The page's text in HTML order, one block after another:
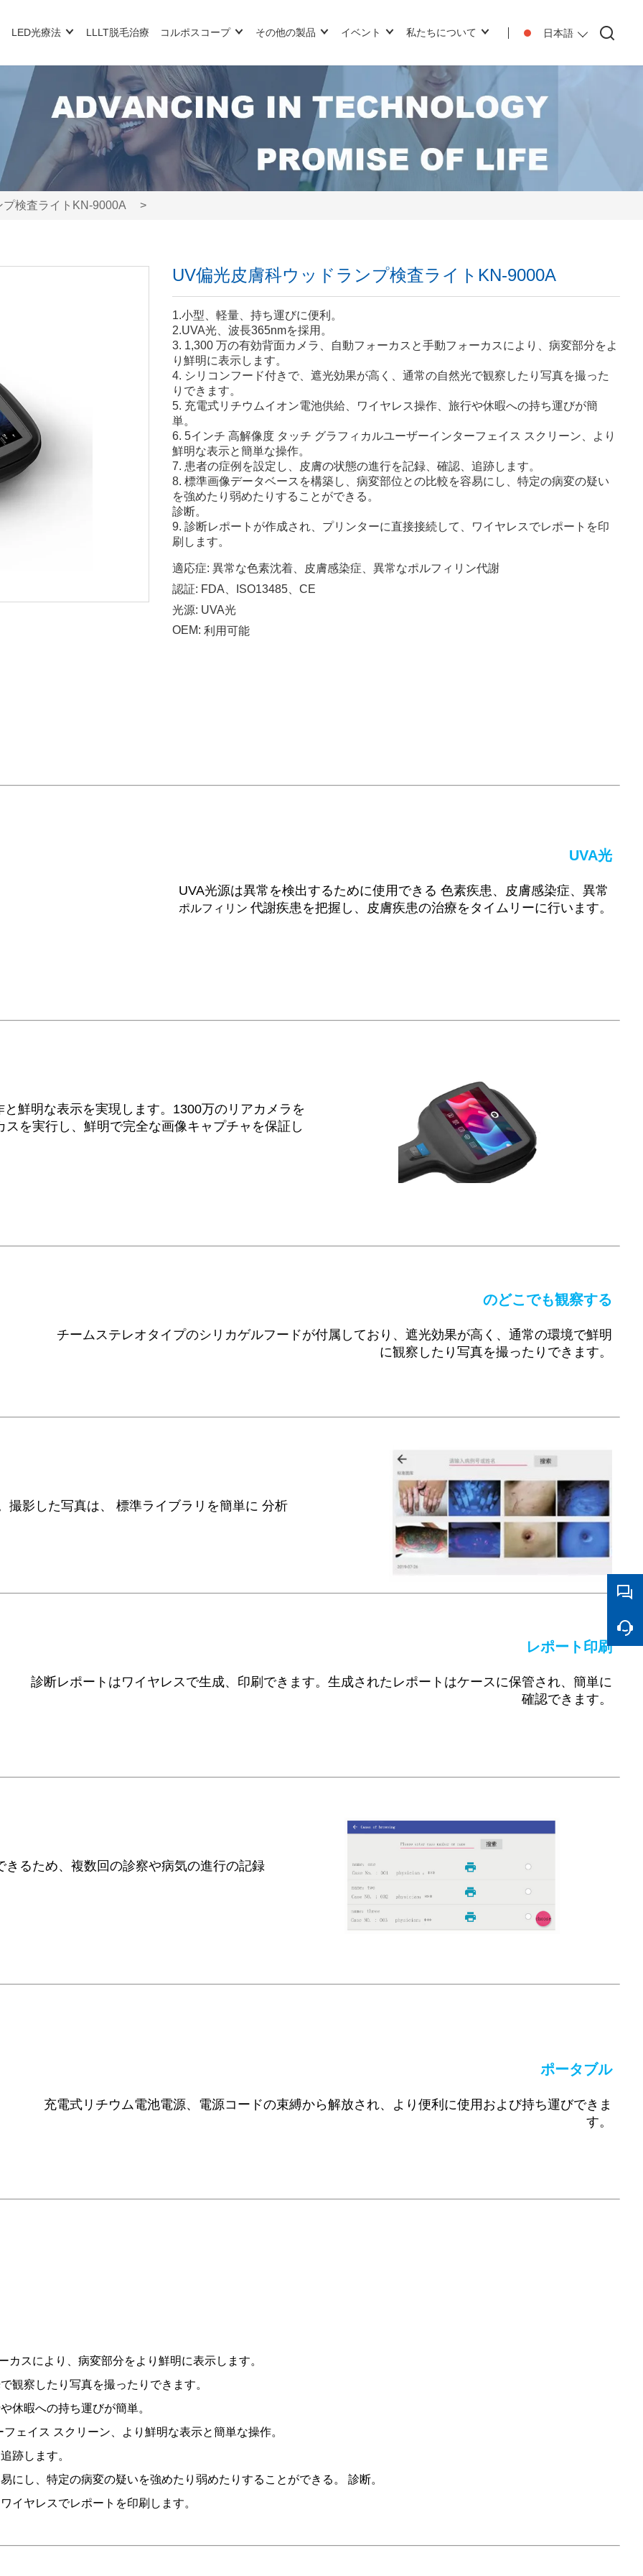
日本語
LED光療法 LLLT脱毛治療 コルポスコープ その他の製品 イベント 私たちについて
検査ライトKN-9000A >
UV偏光皮膚科ウッドランプ検査ライトKN-9000A
1.小型、軽量、持ち運びに便利。
2.UVA光、波長365nmを採用。
3. 1,300 万の有効背面カメラ、自動フォーカスと手動フォーカスにより、病変部分をよ
り鮮明に表示します。
4. シリコンフード付きで、遮光効果が高く、通常の自然光で観察したり写真を撮った
りできます。
5. 充電式リチウムイオン電池供給、ワイヤレス操作、旅行や休暇への持ち運びが簡
単。
6. 5インチ 高解像度 タッチ グラフィカルユーザーインターフェイス スクリーン、より
鮮明な表示と簡単な操作。
7. 患者の症例を設定し、皮膚の状態の進行を記録、確認、追跡します。
8. 標準画像データベースを構築し、病変部位との比較を容易にし、特定の病変の疑い
を強めたり弱めたりすることができる。
診断。
9. 診断レポートが作成され、プリンターに直接接続して、ワイヤレスでレポートを印
刷します。
適応症: 異常な色素沈着、皮膚感染症、異常なポルフィリン代謝
認証: FDA、ISO13485、CE
光源: UVA光
OEM: 利用可能
UVA光
UVA光源は異常を検出するために使用できる 色素疾患、皮膚感染症、異常
ポルフィリン 代謝疾患を把握し、皮膚疾患の治療をタイムリーに行います。
鮮明な表示を実現します。1300万のリアカメラを
を実行し、鮮明で完全な画像キャプチャを保証し
のどこでも観察する
チームステレオタイプのシリカゲルフードが付属しており、遮光効果が高く、通常の環境で鮮明
に観察したり写真を撮ったりできます。
撮影した写真は、 標準ライブラリを簡単に 分析
レポート印刷
診断レポートはワイヤレスで生成、印刷できます。生成されたレポートはケースに保管され、簡単に
確認できます。
るため、複数回の診察や病気の進行の記録
ポータブル
充電式リチウム電池電源、電源コードの束縛から解放され、より便利に使用および持ち運びできま
す。
スにより、病変部分をより鮮明に表示します。
観察したり写真を撮ったりできます。
休暇への持ち運びが簡単。
ェイス スクリーン、より鮮明な表示と簡単な操作。
跡します。
にし、特定の病変の疑いを強めたり弱めたりすることができる。 診断。
イヤレスでレポートを印刷します。